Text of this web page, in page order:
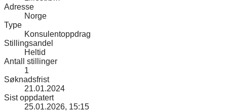
Adresse
Norge
Type
Konsulentoppdrag
Stillingsandel
Heltid
Antall stillinger
1
Søknadsfrist
21.01.2024
Sist oppdatert
25.01.2026, 15:15